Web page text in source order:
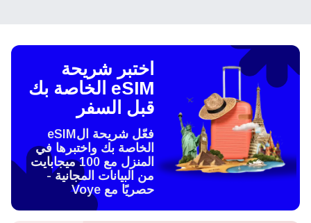
اختبر شريحة
eSIM الخاصة بك
قبل السفر
فعّل شريحة الeSIM
الخاصة بك واختبرها في
المنزل مع 100 ميجابايت
من البيانات المجانية -
حصريًا مع Voye